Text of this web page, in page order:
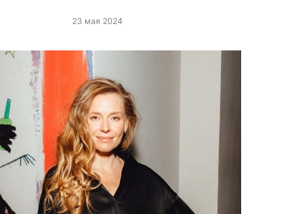
23 мая 2024